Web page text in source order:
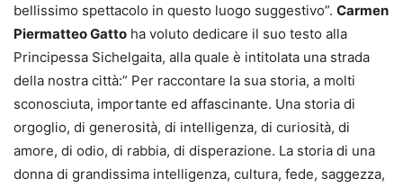
bellissimo spettacolo in questo luogo suggestivo”. Carmen
Piermatteo Gatto ha voluto dedicare il suo testo alla
Principessa Sichelgaita, alla quale è intitolata una strada
della nostra città:” Per raccontare la sua storia, a molti
sconosciuta, importante ed affascinante. Una storia di
orgoglio, di generosità, di intelligenza, di curiosità, di
amore, di odio, di rabbia, di disperazione. La storia di una
donna di grandissima intelligenza, cultura, fede, saggezza,